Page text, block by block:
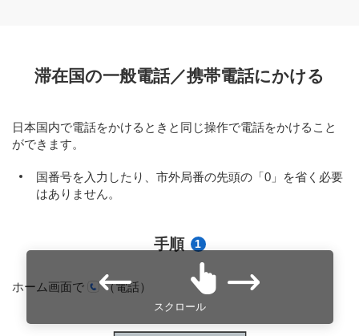
滞在国の一般電話／携帯電話にかける
日本国内で電話をかけるときと同じ操作で電話をかけること
ができます。
国番号を入力したり、市外局番の先頭の「0」を省く必要
はありません。
手順 1
ホーム画面で （電話）
スクロール